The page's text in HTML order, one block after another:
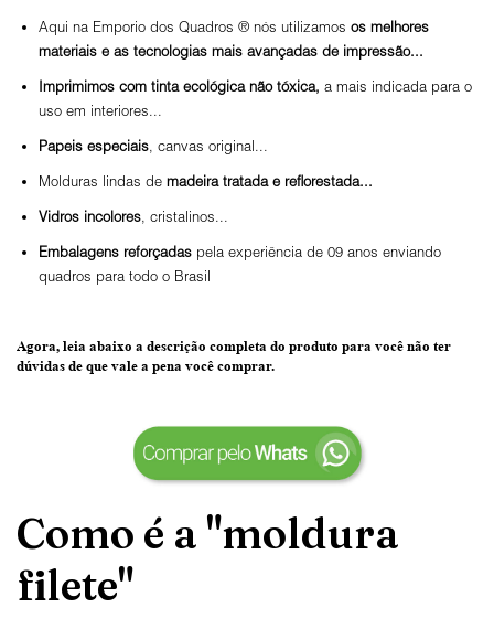
Aqui na Emporio dos Quadros ® nós utilizamos os melhores
materiais e as tecnologias mais avançadas de impressão...
Imprimimos com tinta ecológica não tóxica, a mais indicada para o
uso em interiores...
Papeis especiais, canvas original...
Molduras lindas de madeira tratada e reflorestada...
Vidros incolores, cristalinos...
Embalagens reforçadas pela experiência de 09 anos enviando
quadros para todo o Brasil
Agora, leia abaixo a descrição completa do produto para você não ter
dúvidas de que vale a pena você comprar.
Como é a "moldura
filete"